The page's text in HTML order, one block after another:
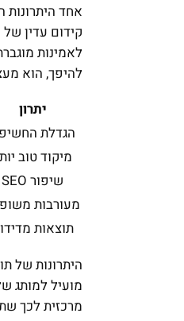
אחד
קידום עדין
לאמינות
להיפך, הוא
יתרון
הגדלת
מיקוד טוב
שיפור SEO
מעורבות
תוצאות
היתרונות של
מועיל למותג
מרכזית לכך